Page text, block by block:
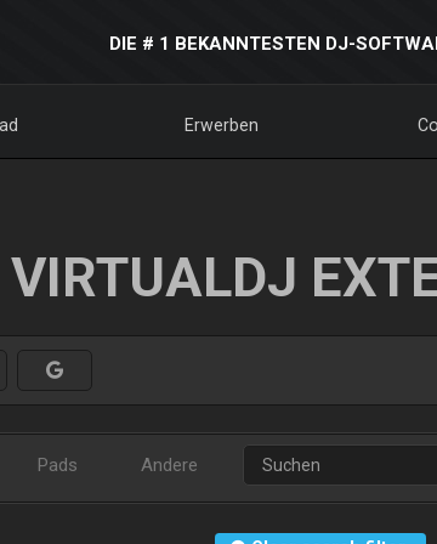
DIE # 1 BEKANNTESTEN DJ-
Erwerben
VIRTUALDJ
Pads Andere